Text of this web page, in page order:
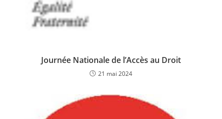
Journée Nationale de l’Accès au Droit
21 mai 2024